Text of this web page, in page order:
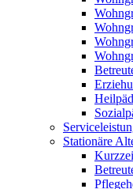
Stationäre